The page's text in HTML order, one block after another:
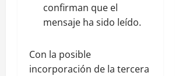
confirman que el
mensaje ha sido leído.
Con la posible
incorporación de la tercera